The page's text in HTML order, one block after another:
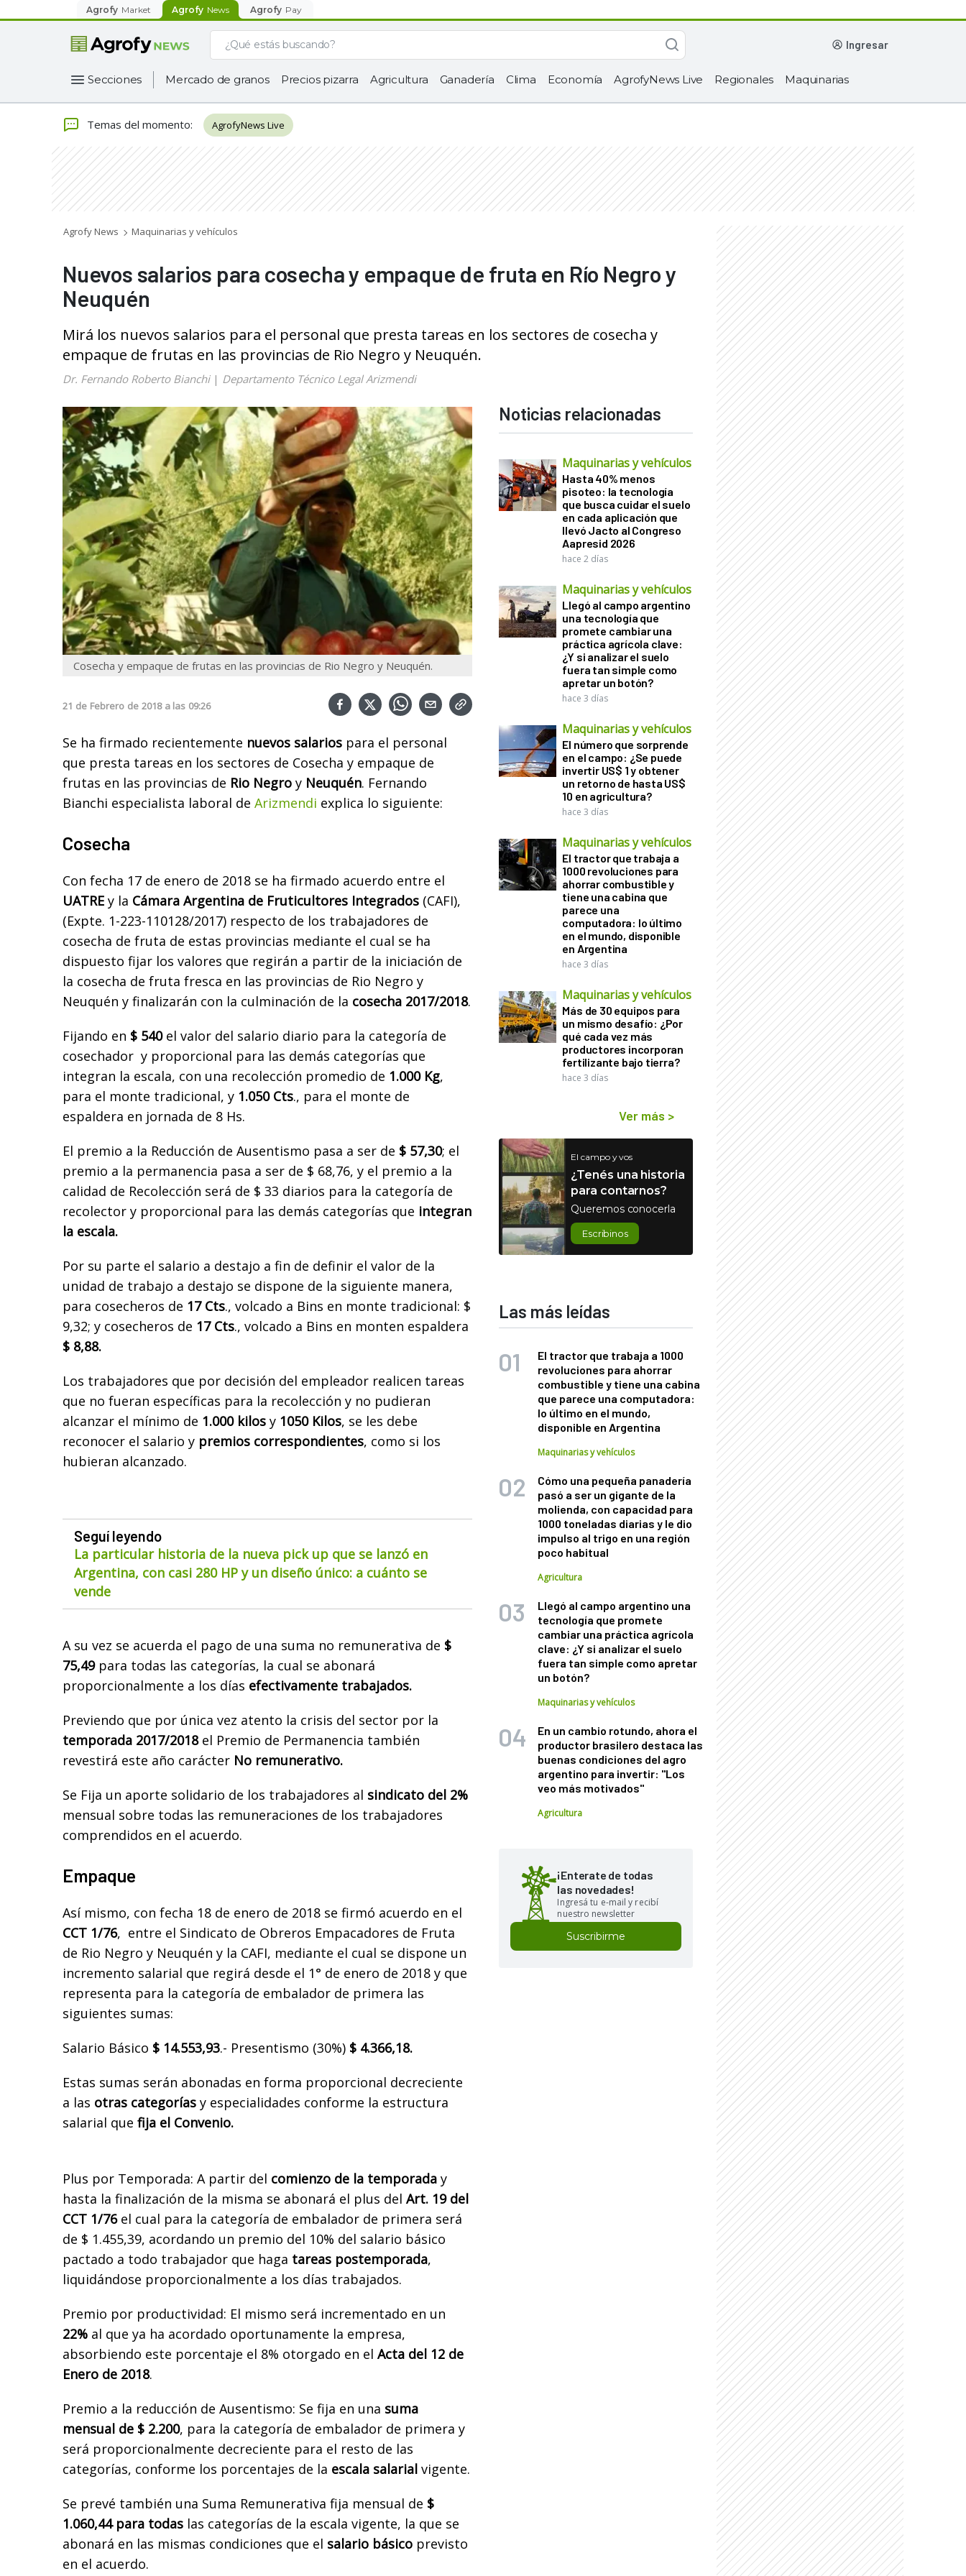
Agrofy Market Agrofy News Agrofy Pay
ingresar
Secciones Mercado de granos Precios pizarra Agricultura Ganadería Clima Economía AgrofyNews Live Regionales Maquinarias
Temas del momento: AgrofyNews Live
Agrofy News Maquinarias y vehículos
Nuevos salarios para cosecha y empaque de fruta en Río Negro y
Neuquén
Mirá los nuevos salarios para el personal que presta tareas en los sectores de cosecha y
empaque de frutas en las provincias de Rio Negro y Neuquén.
Dr. Fernando Roberto Bianchi| Departamento Técnico Legal Arizmendi
Cosecha y empaque de frutas en las provincias de Rio Negro y Neuquén.
21 de Febrero de 2018 a las 09:26
Se ha firmado recientemente nuevos salarios para el personal
que presta tareas en los sectores de Cosecha y empaque de
frutas en las provincias de Rio Negro y Neuquén. Fernando
Bianchi especialista laboral de Arizmendi explica lo siguiente:
Cosecha
Con fecha 17 de enero de 2018 se ha firmado acuerdo entre el
UATRE y la Cámara Argentina de Fruticultores Integrados (CAFI),
(Expte. 1-223-110128/2017) respecto de los trabajadores de
cosecha de fruta de estas provincias mediante el cual se ha
dispuesto fijar los valores que regirán a partir de la iniciación de
la cosecha de fruta fresca en las provincias de Rio Negro y
Neuquén y finalizarán con la culminación de la cosecha 2017/2018.
Fijando en $ 540el valor del salario diario para la categoría de
cosechador y proporcional para las demás categorías que
integran la escala, con una recolección promedio de 1.000 Kg,
para el monte tradicional, y 1.050 Cts., para el monte de
espaldera en jornada de 8 Hs.
El premio a la Reducción de Ausentismo pasa a ser de $ 57,30; el
premio a la permanencia pasa a ser de $ 68,76, y el premio a la
calidad de Recolección será de $ 33 diarios para la categoría de
recolector y proporcional para las demás categorías que integran
la escala.
Por su parte el salario a destajo a fin de definir el valor de la
unidad de trabajo a destajo se dispone de la siguiente manera,
para cosecheros de 17 Cts., volcado a Bins en monte tradicional: $
9,32; y cosecheros de 17 Cts., volcado a Bins en monten espaldera
$ 8,88.
Los trabajadores que por decisión del empleador realicen tareas
que no fueran específicas para la recolección y no pudieran
alcanzar el mínimo de 1.000 kilos y 1050 Kilos, se les debe
reconocer el salario y premios correspondientes, como si los
hubieran alcanzado.
Seguí leyendo
La particular historia de la nueva pick up que se lanzó en
Argentina, con casi 280 HP y un diseño único: a cuánto se
vende
A su vez se acuerda el pago de una suma no remunerativa de $
75,49para todas las categorías, la cual se abonará
proporcionalmente a los días efectivamente trabajados.
Previendo que por única vez atento la crisis del sector por la
temporada 2017/2018el Premio de Permanencia también
revestirá este año carácter No remunerativo.
Se Fija un aporte solidario de los trabajadores al sindicato del 2%
mensual sobre todas las remuneraciones de los trabajadores
comprendidos en el acuerdo.
Empaque
Así mismo, con fecha 18 de enero de 2018 se firmó acuerdo en el
CCT 1/76, entre el Sindicato de Obreros Empacadores de Fruta
de Rio Negro y Neuquén y la CAFI, mediante el cual se dispone un
incremento salarial que regirá desde el 1° de enero de 2018 y que
representa para la categoría de embalador de primera las
siguientes sumas:
Salario Básico $ 14.553,93.- Presentismo (30%) $ 4.366,18.
Estas sumas serán abonadas en forma proporcional decreciente
a las otras categorías y especialidades conforme la estructura
salarial que fija el Convenio.
Plus por Temporada: A partir del comienzo de la temporada y
hasta la finalización de la misma se abonará el plus del Art. 19 del
CCT 1/76el cual para la categoría de embalador de primera será
de $ 1.455,39, acordando un premio del 10% del salario básico
pactado a todo trabajador que haga tareas postemporada,
liquidándose proporcionalmente a los días trabajados.
Premio por productividad: El mismo será incrementado en un
22% al que ya ha acordado oportunamente la empresa,
absorbiendo este porcentaje el 8% otorgado en el Acta del 12 de
Enero de 2018.
Premio a la reducción de Ausentismo: Se fija en una suma
mensual de $ 2.200, para la categoría de embalador de primera y
será proporcionalmente decreciente para el resto de las
categorías, conforme los porcentajes de la escala salarial vigente.
Se prevé también una Suma Remunerativa fija mensual de $
1.060,44 para todas las categorías de la escala vigente, la que se
abonará en las mismas condiciones que el salario básico previsto
en el acuerdo.
Noticias relacionadas
Maquinarias y vehículos
Hasta 40% menos
pisoteo: la tecnología
que busca cuidar el suelo
en cada aplicación que
llevó Jacto al Congreso
Aapresid 2026
hace 2 días
Maquinarias y vehículos
Llegó al campo argentino
una tecnología que
promete cambiar una
práctica agrícola clave:
¿Y si analizar el suelo
fuera tan simple como
apretar un botón?
hace 3 días
Maquinarias y vehículos
El número que sorprende
en el campo: ¿Se puede
invertir US$ 1 y obtener
un retorno de hasta US$
10 en agricultura?
hace 3 días
Maquinarias y vehículos
El tractor que trabaja a
1000 revoluciones para
ahorrar combustible y
tiene una cabina que
parece una
computadora: lo último
en el mundo, disponible
en Argentina
hace 3 días
Maquinarias y vehículos
Más de 30 equipos para
un mismo desafío: ¿Por
qué cada vez más
productores incorporan
fertilizante bajo tierra?
hace 3 días
Ver más >
El campo y vos
¿Tenés una historia
para contarnos?
Queremos conocerla
Escribinos
Las más leídas
El tractor que trabaja a 1000
revoluciones para ahorrar
combustible y tiene una cabina
que parece una computadora:
lo último en el mundo,
disponible en Argentina
Maquinarias y vehículos
Cómo una pequeña panadería
pasó a ser un gigante de la
molienda, con capacidad para
1000 toneladas diarias y le dio
impulso al trigo en una región
poco habitual
Agricultura
Llegó al campo argentino una
tecnología que promete
cambiar una práctica agrícola
clave: ¿Y si analizar el suelo
fuera tan simple como apretar
un botón?
Maquinarias y vehículos
En un cambio rotundo, ahora el
productor brasilero destaca las
buenas condiciones del agro
argentino para invertir: "Los
veo más motivados"
Agricultura
¡Enterate de todas
las novedades!
Ingresá tu e-mail y recibí
nuestro newsletter
Suscribirme